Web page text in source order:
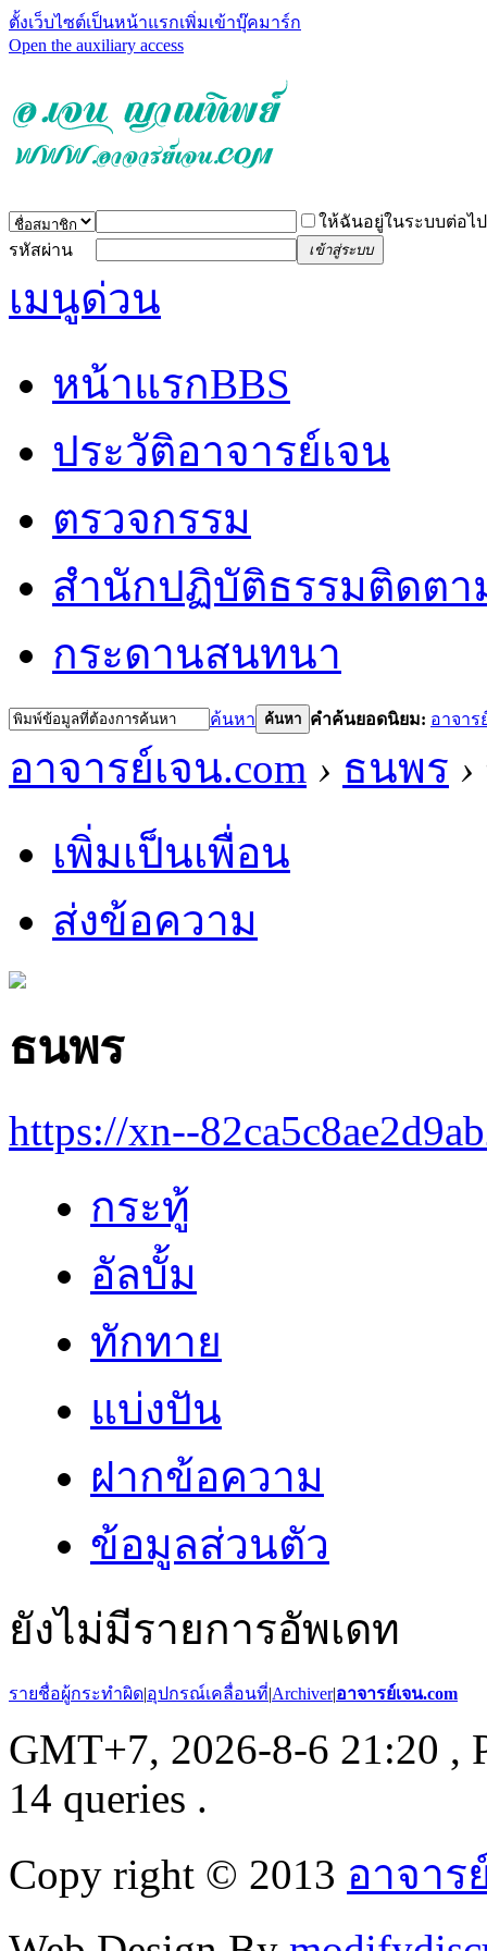
ตั้งเว็บไซต์เป็นหน้าแรกเพิ่มเข้าบุ๊คมาร์ก
Open the auxiliary access
ให้ฉันอยู่ในระบบต่อไป
รหัสผ่าน
เข้าสู่ระบบ
เมนูด่วน
หน้าแรกBBS
ประวัติอาจารย์เจน
ตรวจกรรม
สำนักปฏิบัติธรรมติดต
กระดานสนทนา
ค้นหา ค้นหา คำค้นยอดนิยม: อาจาร
อาจารย์เจน.com › ธนพร ›
เพิ่มเป็นเพื่อน
ส่งข้อความ
ธนพร
https://xn--
กระทู้
อัลบั้ม
ทักทาย
แบ่งปัน
ฝากข้อความ
ข้อมูลส่วนตัว
ยังไม่มีรายการอัพเดท
รายชื่อผู้กระทำผิด|อุปกรณ์เคลื่อนที่|Archiver|อาจารย์เจน.com
GMT+7, 2026-8-6 21:20 ,
14 queries .
Copy right © 2013 อาจาร